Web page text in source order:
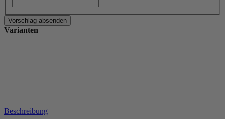
Varianten
Beschreibung